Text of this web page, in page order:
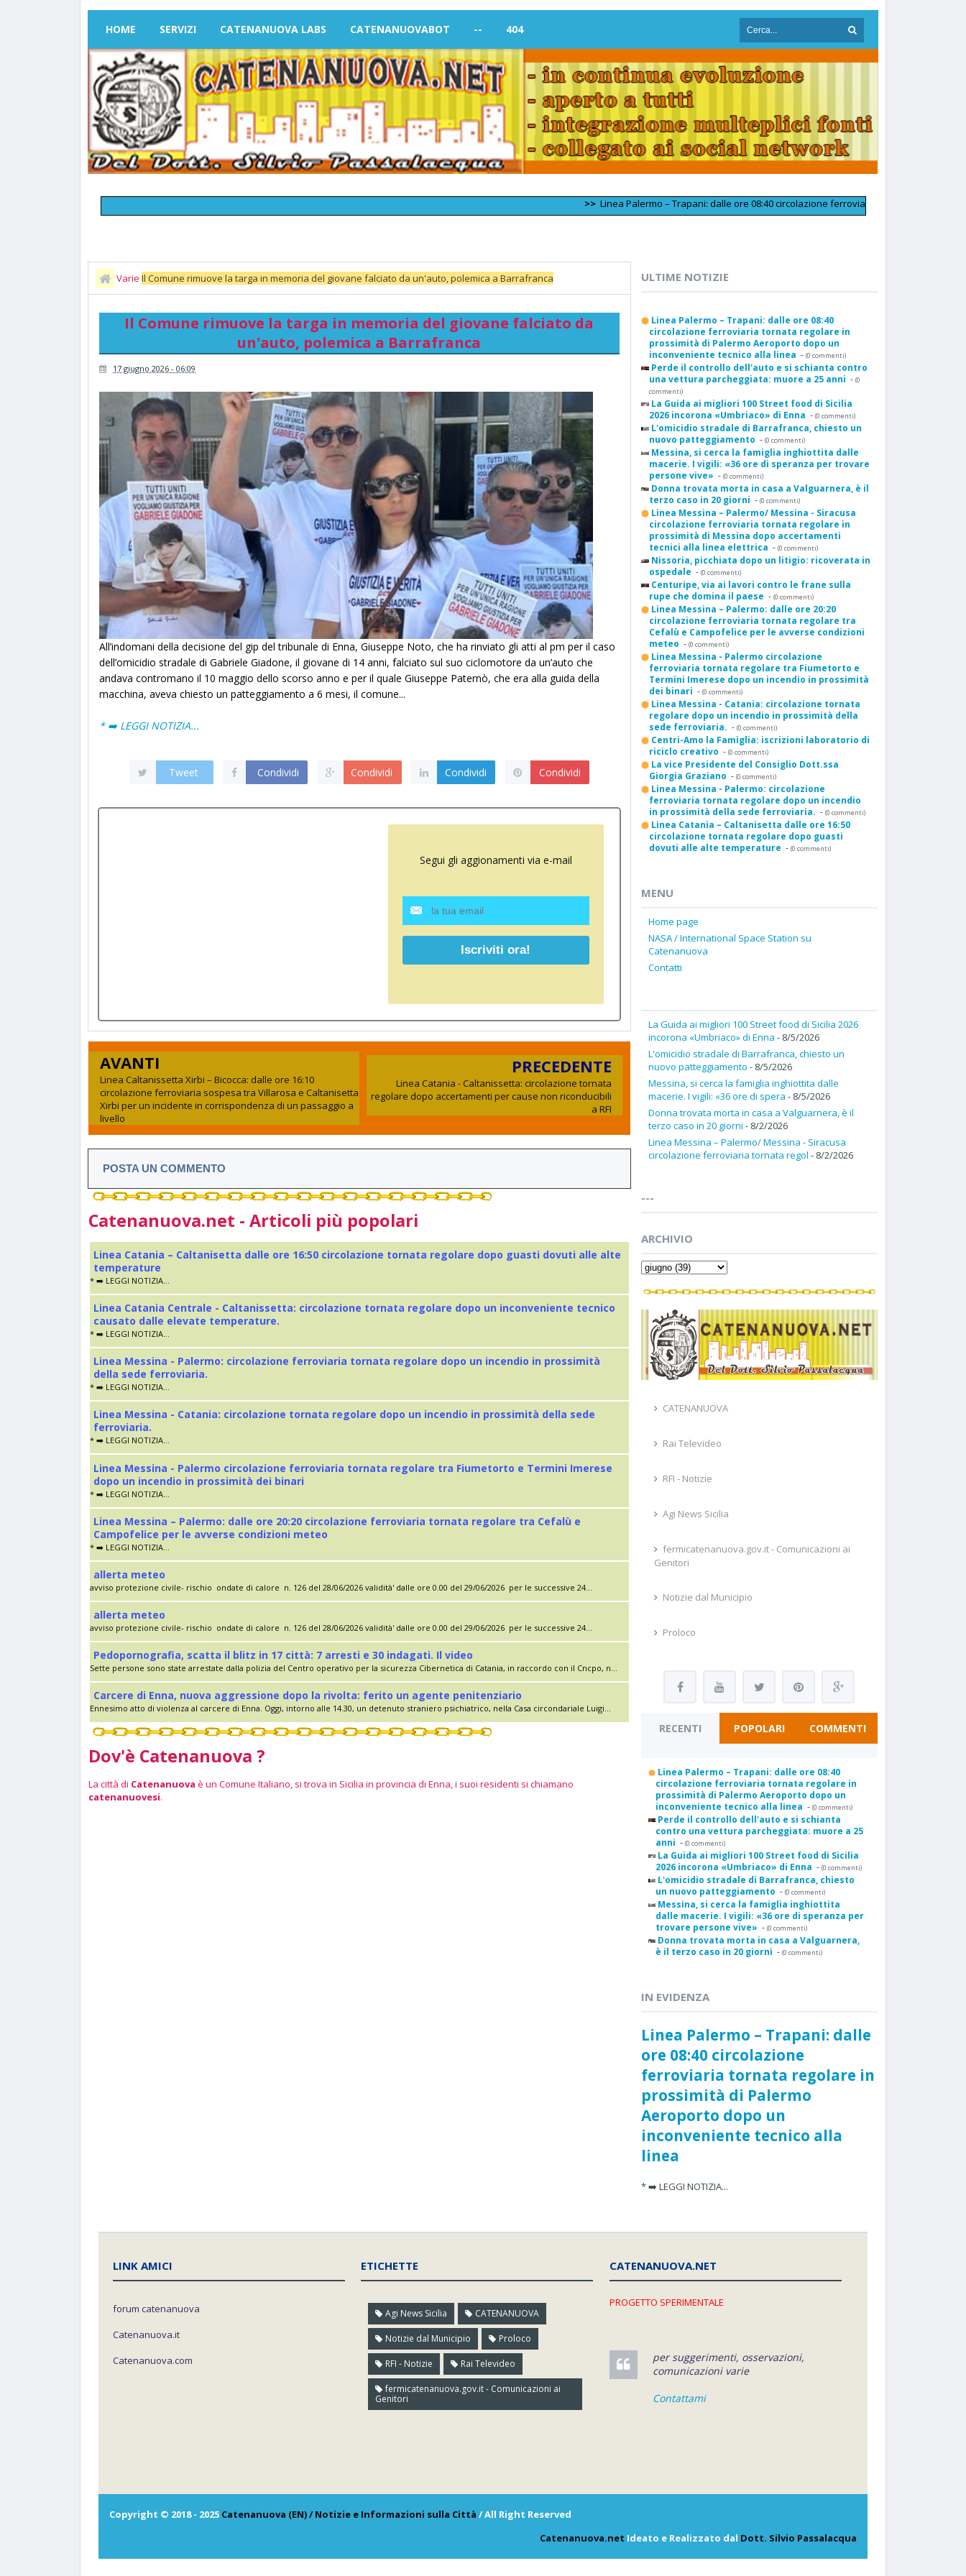
HOME SERVIZI CATENANUOVA LABS CATENANUOVABOT -- 404
Linea Palermo – Trapani: dalle ore 08:40 circolazione ferroviaria tornata regolare in
Varie Il Comune rimuove la targa in memoria del giovane falciato da un'auto, polemica a Barrafranca
Il Comune rimuove la targa in memoria del giovane falciato da
un'auto, polemica a Barrafranca
17 giugno 2026 - 06:09
All’indomani della decisione del gip del tribunale di Enna, Giuseppe Noto, che ha rinviato gli atti al pm per il caso
dell’omicidio stradale di Gabriele Giadone, il giovane di 14 anni, falciato sul suo ciclomotore da un’auto che
andava contromano il 10 maggio dello scorso anno e per il quale Giuseppe Paternò, che era alla guida della
macchina, aveva chiesto un patteggiamento a 6 mesi, il comune...
* ➡️ LEGGI NOTIZIA...
Tweet Condividi Condividi Condividi Condividi
Segui gli aggionamenti via e-mail
AVANTI
Linea Caltanissetta Xirbi – Bicocca: dalle ore 16:10
circolazione ferroviaria sospesa tra Villarosa e Caltanisetta
Xirbi per un incidente in corrispondenza di un passaggio a
livello
PRECEDENTE
Linea Catania - Caltanissetta: circolazione tornata
regolare dopo accertamenti per cause non riconducibili
a RFI
POSTA UN COMMENTO
Catenanuova.net - Articoli più popolari
Linea Catania – Caltanisetta dalle ore 16:50 circolazione tornata regolare dopo guasti dovuti alle alte
temperature
* ➡️ LEGGI NOTIZIA...
Linea Catania Centrale - Caltanissetta: circolazione tornata regolare dopo un inconveniente tecnico
causato dalle elevate temperature.
* ➡️ LEGGI NOTIZIA...
Linea Messina - Palermo: circolazione ferroviaria tornata regolare dopo un incendio in prossimità
della sede ferroviaria.
* ➡️ LEGGI NOTIZIA...
Linea Messina - Catania: circolazione tornata regolare dopo un incendio in prossimità della sede
ferroviaria.
* ➡️ LEGGI NOTIZIA...
Linea Messina - Palermo circolazione ferroviaria tornata regolare tra Fiumetorto e Termini Imerese
dopo un incendio in prossimità dei binari
* ➡️ LEGGI NOTIZIA...
Linea Messina – Palermo: dalle ore 20:20 circolazione ferroviaria tornata regolare tra Cefalù e
Campofelice per le avverse condizioni meteo
* ➡️ LEGGI NOTIZIA...
allerta meteo
avviso protezione civile- rischio ondate di calore n. 126 del 28/06/2026 validità' dalle ore 0.00 del 29/06/2026 per le successive 24...
allerta meteo
avviso protezione civile- rischio ondate di calore n. 126 del 28/06/2026 validità' dalle ore 0.00 del 29/06/2026 per le successive 24...
Pedopornografia, scatta il blitz in 17 città: 7 arresti e 30 indagati. Il video
Sette persone sono state arrestate dalla polizia del Centro operativo per la sicurezza Cibernetica di Catania, in raccordo con il Cncpo, n...
Carcere di Enna, nuova aggressione dopo la rivolta: ferito un agente penitenziario
Ennesimo atto di violenza al carcere di Enna. Oggi, intorno alle 14.30, un detenuto straniero psichiatrico, nella Casa circondariale Luigi...
Dov'è Catenanuova ?
La città di Catenanuova è un Comune Italiano, si trova in Sicilia in provincia di Enna, i suoi residenti si chiamano
catenanuovesi.
ULTIME NOTIZIE
Linea Palermo – Trapani: dalle ore 08:40
circolazione ferroviaria tornata regolare in
prossimità di Palermo Aeroporto dopo un
inconveniente tecnico alla linea - (0 commenti)
Perde il controllo dell'auto e si schianta contro
una vettura parcheggiata: muore a 25 anni - (0
commenti)
La Guida ai migliori 100 Street food di Sicilia
2026 incorona «Umbriaco» di Enna - (0 commenti)
L'omicidio stradale di Barrafranca, chiesto un
nuovo patteggiamento - (0 commenti)
Messina, si cerca la famiglia inghiottita dalle
macerie. I vigili: «36 ore di speranza per trovare
persone vive» - (0 commenti)
Donna trovata morta in casa a Valguarnera, è il
terzo caso in 20 giorni - (0 commenti)
Linea Messina – Palermo/ Messina - Siracusa
circolazione ferroviaria tornata regolare in
prossimità di Messina dopo accertamenti
tecnici alla linea elettrica - (0 commenti)
Nissoria, picchiata dopo un litigio: ricoverata in
ospedale - (0 commenti)
Centuripe, via ai lavori contro le frane sulla
rupe che domina il paese - (0 commenti)
Linea Messina – Palermo: dalle ore 20:20
circolazione ferroviaria tornata regolare tra
Cefalù e Campofelice per le avverse condizioni
meteo - (0 commenti)
Linea Messina - Palermo circolazione
ferroviaria tornata regolare tra Fiumetorto e
Termini Imerese dopo un incendio in prossimità
dei binari - (0 commenti)
Linea Messina - Catania: circolazione tornata
regolare dopo un incendio in prossimità della
sede ferroviaria. - (0 commenti)
Centri-Amo la Famiglia: iscrizioni laboratorio di
riciclo creativo - (0 commenti)
La vice Presidente del Consiglio Dott.ssa
Giorgia Graziano - (0 commenti)
Linea Messina - Palermo: circolazione
ferroviaria tornata regolare dopo un incendio
in prossimità della sede ferroviaria. - (0 commenti)
Linea Catania – Caltanisetta dalle ore 16:50
circolazione tornata regolare dopo guasti
dovuti alle alte temperature - (0 commenti)
MENU
Home page
NASA / International Space Station su
Catenanuova
Contatti
La Guida ai migliori 100 Street food di Sicilia 2026
incorona «Umbriaco» di Enna - 8/5/2026
L'omicidio stradale di Barrafranca, chiesto un
nuovo patteggiamento - 8/5/2026
Messina, si cerca la famiglia inghiottita dalle
macerie. I vigili: «36 ore di spera - 8/5/2026
Donna trovata morta in casa a Valguarnera, è il
terzo caso in 20 giorni - 8/2/2026
Linea Messina – Palermo/ Messina - Siracusa
circolazione ferroviaria tornata regol - 8/2/2026
---
ARCHIVIO
CATENANUOVA
Rai Televideo
RFI - Notizie
Agi News Sicilia
fermicatenanuova.gov.it - Comunicazioni ai
Genitori
Notizie dal Municipio
Proloco
RECENTI POPOLARI COMMENTI
Linea Palermo – Trapani: dalle ore 08:40
circolazione ferroviaria tornata regolare in
prossimità di Palermo Aeroporto dopo un
inconveniente tecnico alla linea - (0 commenti)
Perde il controllo dell'auto e si schianta
contro una vettura parcheggiata: muore a 25
anni - (0 commenti)
La Guida ai migliori 100 Street food di Sicilia
2026 incorona «Umbriaco» di Enna - (0 commenti)
L'omicidio stradale di Barrafranca, chiesto
un nuovo patteggiamento - (0 commenti)
Messina, si cerca la famiglia inghiottita
dalle macerie. I vigili: «36 ore di speranza per
trovare persone vive» - (0 commenti)
Donna trovata morta in casa a Valguarnera,
è il terzo caso in 20 giorni - (0 commenti)
IN EVIDENZA
Linea Palermo – Trapani: dalle
ore 08:40 circolazione
ferroviaria tornata regolare in
prossimità di Palermo
Aeroporto dopo un
inconveniente tecnico alla
linea
* ➡️ LEGGI NOTIZIA...
LINK AMICI
forum catenanuova
Catenanuova.it
Catenanuova.com
ETICHETTE
Agi News Sicilia CATENANUOVA
Notizie dal Municipio Proloco
RFI - Notizie Rai Televideo
fermicatenanuova.gov.it - Comunicazioni ai
Genitori
CATENANUOVA.NET
PROGETTO SPERIMENTALE
per suggerimenti, osservazioni,
comunicazioni varie
Contattami
Copyright © 2018 - 2025 Catenanuova (EN) / Notizie e Informazioni sulla Città / All Right Reserved
Catenanuova.net Ideato e Realizzato dal Dott. Silvio Passalacqua